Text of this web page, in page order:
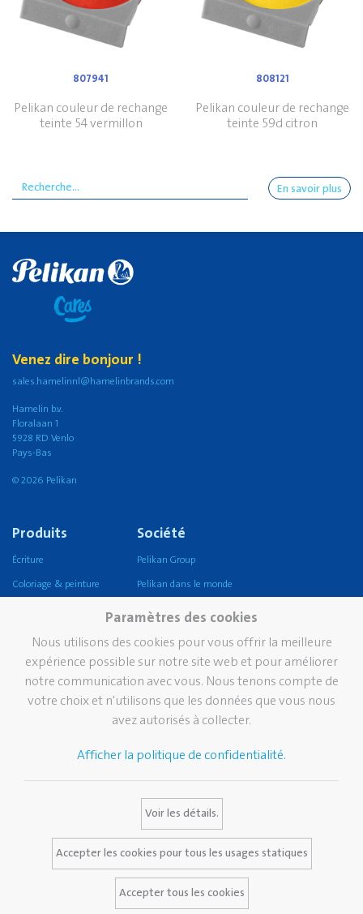
807941
Pelikan couleur de rechange
teinte 54 vermillon
808121
Pelikan couleur de rechange
teinte 59d citron
En savoir plus
Venez dire bonjour !
sales.hamelinnl@hamelinbrands.com
Hamelin b.v.
Floralaan 1
5928 RD Venlo
Pays-Bas
© 2026 Pelikan
Produits
Écriture
Coloriage & peinture
Corriger et effacer
Ecole
Bureau
Société
Pelikan Group
Pelikan dans le monde
valeurs
Durabilité
Certificats Pelikan
Services Contact
Paramètres des cookies
Nous utilisons des cookies pour vous offrir la meilleure
expérience possible sur notre site web et pour améliorer
notre communication avec vous. Nous tenons compte de
votre choix et n'utilisons que les données que vous nous
avez autorisés à collecter.
Afficher la politique de confidentialité.
Voir les détails.
Accepter les cookies pour tous les usages statiques
Accepter tous les cookies